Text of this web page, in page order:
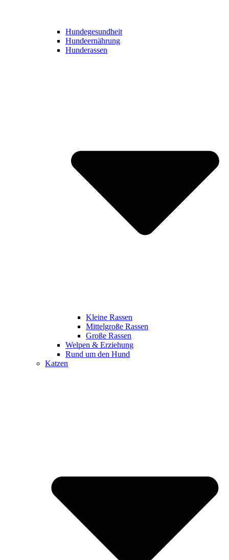
Hundegesundheit
Hundeernährung
Hunderassen
Kleine Rassen
Mittelgroße Rassen
Große Rassen
Welpen & Erziehung
Rund um den Hund
Katzen